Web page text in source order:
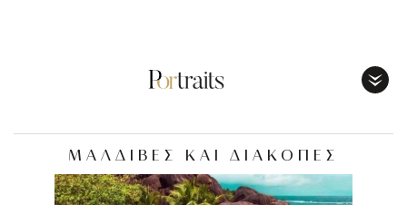
ΜΑΛΔΙΒΕΣ ΚΑΙ ΔΙΑΚΟΠΕΣ